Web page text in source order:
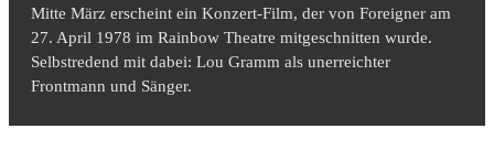
Mitte März erscheint ein Konzert-Film, der von Foreigner am
27. April 1978 im Rainbow Theatre mitgeschnitten wurde.
Selbstredend mit dabei: Lou Gramm als unerreichter
Frontmann und Sänger.